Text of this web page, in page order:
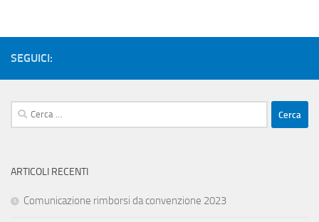
SEGUICI:
Ricerca
per:
ARTICOLI RECENTI
Comunicazione rimborsi da convenzione 2023